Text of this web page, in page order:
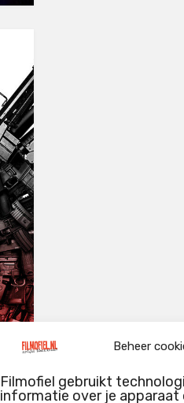
Beheer
Filmofiel gebruikt
informatie over je